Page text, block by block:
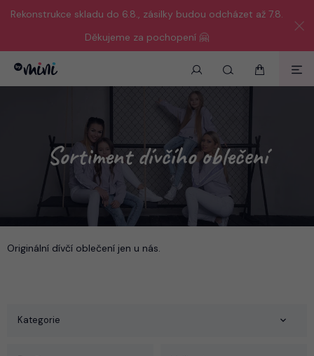
Rekonstrukce skladu do 6.8., zásilky budou odcházet až 7.8.
Děkujeme za pochopení 🤗
Sortiment dívčího oblečení
Originální dívčí oblečení jen u nás.
Kategorie